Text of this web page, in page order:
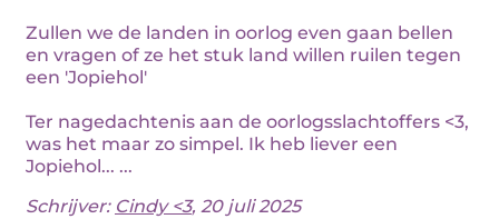
Zullen we de landen in oorlog even gaan bellen
en vragen of ze het stuk land willen ruilen tegen
een 'Jopiehol'
Ter nagedachtenis aan de oorlogsslachtoffers <3,
was het maar zo simpel. Ik heb liever een
Jopiehol... ...
Schrijver: Cindy <3, 20 juli 2025